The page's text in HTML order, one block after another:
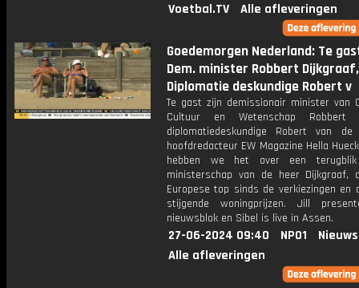
Voetbal.TV
Alle afleveringen
Goedemorgen Nederland: Te
Dem. minister Robbert Dijkgraaf,
Diplomatie deskundige Robert v
Te gast zijn demissionair minister van
Cultuur en Wetenschap Robbert
diplomatiedeskundige Robert van
hoofdredacteur EW Magazine Hella
hebben we het over een
ministerschap van de heer Dijkgraaf,
Europese top sinds de verkiezingen en
stijgende woningprijzen. Jill
nieuwsblok en Sibel is live in Assen.
27-06-2024 09:40 NPO1
Alle afleveringen